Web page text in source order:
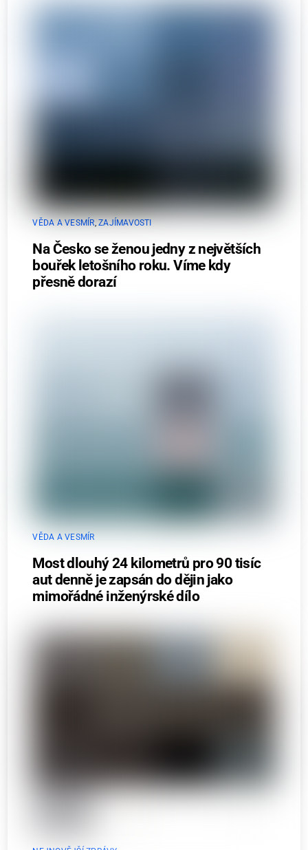
VĚDA A VESMÍR,ZAJÍMAVOSTI
Na Česko se ženou jedny z největších
bouřek letošního roku. Víme kdy
přesně dorazí
VĚDA A VESMÍR
Most dlouhý 24 kilometrů pro 90 tisíc
aut denně je zapsán do dějin jako
mimořádné inženýrské dílo